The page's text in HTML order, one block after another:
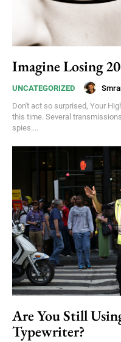
Imagine Losing
UNCATEGORIZED
Don't act so surprised, Your
this time. Several
spies....
Are You Still
Typewriter?